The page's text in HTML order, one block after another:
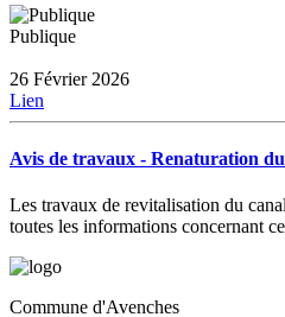
Publique
26 Février 2026
Lien
Avis de travaux - Renaturation
Les travaux de revitalisation du
toutes les informations concernant
Commune d'Avenches